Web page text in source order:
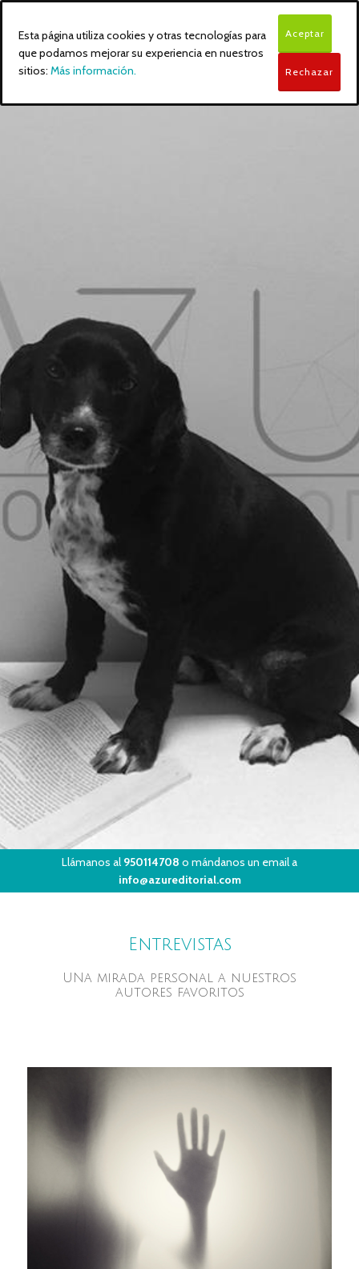
Llámanos al 950114708 o mándanos un email a
info@azureditorial.com
Entrevistas
UNa mirada personal a nuestros
autores favoritos
Esta página utiliza cookies y otras tecnologías para
que podamos mejorar su experiencia en nuestros
sitios: Más información.
Aceptar
Rechazar